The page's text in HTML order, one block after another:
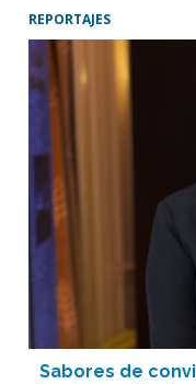
REPORTAJES
Sabores de